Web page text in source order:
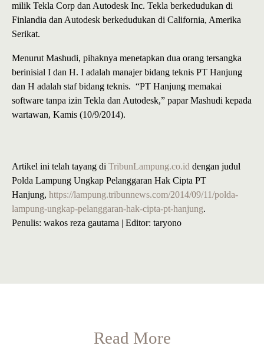
milik Tekla Corp dan Autodesk Inc. Tekla berkedudukan di
Finlandia dan Autodesk berkedudukan di California, Amerika
Serikat.
Menurut Mashudi, pihaknya menetapkan dua orang tersangka
berinisial I dan H. I adalah manajer bidang teknis PT Hanjung
dan H adalah staf bidang teknis. “PT Hanjung memakai
software tanpa izin Tekla dan Autodesk,” papar Mashudi kepada
wartawan, Kamis (10/9/2014).
Artikel ini telah tayang di TribunLampung.co.id dengan judul
Polda Lampung Ungkap Pelanggaran Hak Cipta PT
Hanjung, https://lampung.tribunnews.com/2014/09/11/polda-
lampung-ungkap-pelanggaran-hak-cipta-pt-hanjung.
Penulis: wakos reza gautama | Editor: taryono
Read More